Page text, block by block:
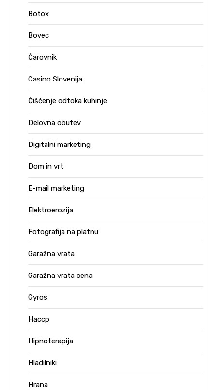
Botox
Bovec
Čarovnik
Casino Slovenija
Čiščenje odtoka kuhinje
Delovna obutev
Digitalni marketing
Dom in vrt
E-mail marketing
Elektroerozija
Fotografija na platnu
Garažna vrata
Garažna vrata cena
Gyros
Haccp
Hipnoterapija
Hladilniki
Hrana